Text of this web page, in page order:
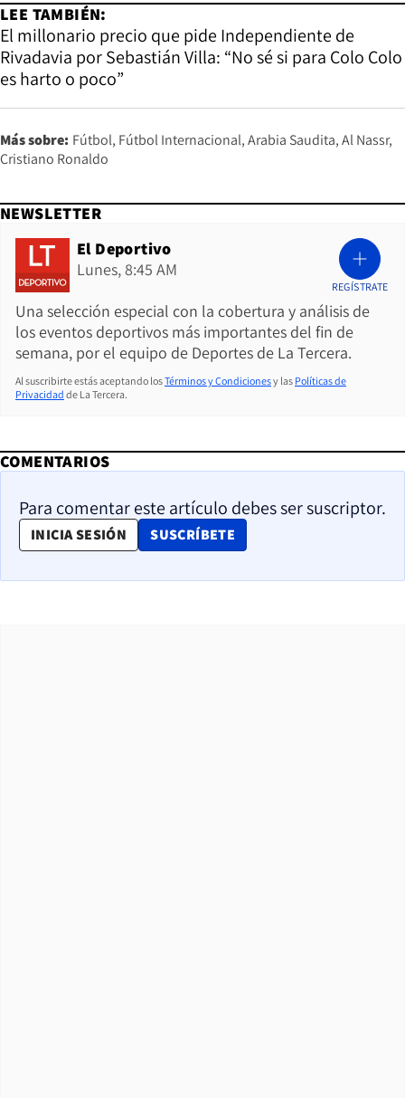
LEE TAMBIÉN:
El millonario precio que pide Independiente de
Rivadavia por Sebastián Villa: “No sé si para Colo Colo
es harto o poco”
Más sobre: Fútbol Fútbol Internacional Arabia Saudita Al Nassr
Cristiano Ronaldo
NEWSLETTER
El Deportivo
Lunes, 8:45 AM
Una selección especial con la cobertura y análisis de
los eventos deportivos más importantes del fin de
semana, por el equipo de Deportes de La Tercera.
REGÍSTRATE
Al suscribirte estás aceptando losTérminos y Condicionesy las Políticas de
Privacidad de La Tercera.
COMENTARIOS
Para comentar este artículo debes ser suscriptor.
INICIA SESIÓN SUSCRÍBETE
OPENS IN NEW WINDOW